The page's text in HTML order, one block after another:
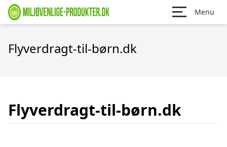
Menu
Flyverdragt-til-børn.dk
Flyverdragt-til-børn.dk